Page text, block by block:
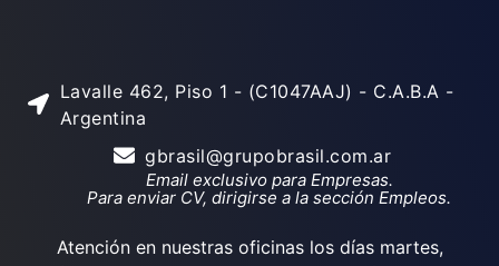
Lavalle 462, Piso 1 - (C1047AAJ) - C.A.B.A -
Argentina
gbrasil@grupobrasil.com.ar
Email exclusivo para Empresas.
Para enviar CV, dirigirse a la sección Empleos.
Atención en nuestras oficinas los días martes,